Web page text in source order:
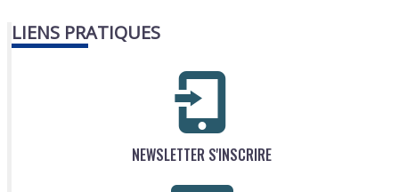
LIENS PRATIQUES
NEWSLETTER S'INSCRIRE